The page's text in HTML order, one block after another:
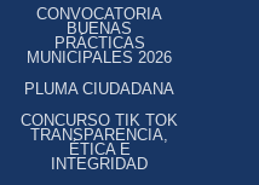
CONVOCATORIA
BUENAS
PRÁCTICAS
MUNICIPALES 2026
PLUMA CIUDADANA
CONCURSO TIK TOK
TRANSPARENCIA,
ÉTICA E
INTEGRIDAD